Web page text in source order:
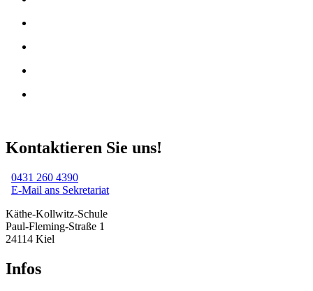
Kontaktieren Sie uns!
0431 260 4390
E-Mail ans Sekretariat
Käthe-Kollwitz-Schule
Paul-Fleming-Straße 1
24114 Kiel
Infos